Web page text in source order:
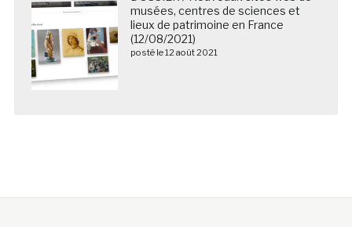
musées, centres de sciences et
lieux de patrimoine en France
(12/08/2021)
posté le 12 août 2021